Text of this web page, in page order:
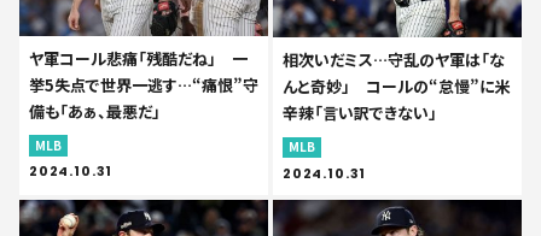
ヤ軍コール悲痛「残酷だね」 一
挙5失点で世界一逃す…“痛恨”守
備も「あぁ、最悪だ」
MLB
2024.10.31
相次いだミス…守乱のヤ軍は「な
んと奇妙」 コールの“怠慢”に米
辛辣「言い訳できない」
MLB
2024.10.31